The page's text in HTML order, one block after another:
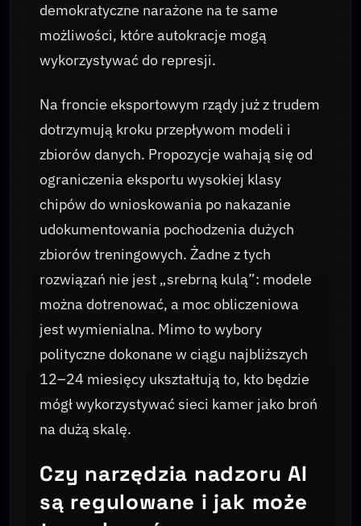
demokratyczne narażone na te same
możliwości, które autokracje mogą
wykorzystywać do represji.
Na froncie eksportowym rządy już z trudem
dotrzymują kroku przepływom modeli i
zbiorów danych. Propozycje wahają się od
ograniczenia eksportu wysokiej klasy
chipów do wnioskowania po nakazanie
udokumentowania pochodzenia dużych
zbiorów treningowych. Żadne z tych
rozwiązań nie jest „srebrną kulą”: modele
można dotrenować, a moc obliczeniowa
jest wymienialna. Mimo to wybory
polityczne dokonane w ciągu najbliższych
12–24 miesięcy ukształtują to, kto będzie
mógł wykorzystywać sieci kamer jako broń
na dużą skalę.
Czy narzędzia nadzoru AI
są regulowane i jak może